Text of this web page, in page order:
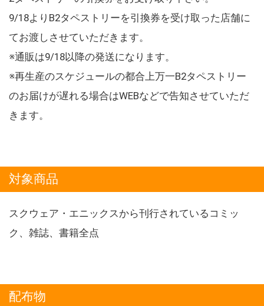
9/18よりB2タペストリーを引換券を受け取った店舗に
てお渡しさせていただきます。
※通販は9/18以降の発送になります。
※再生産のスケジュールの都合上万一B2タペストリー
のお届けが遅れる場合はWEBなどで告知させていただ
きます。
対象商品
スクウェア・エニックスから刊行されているコミッ
ク、雑誌、書籍全点
配布物